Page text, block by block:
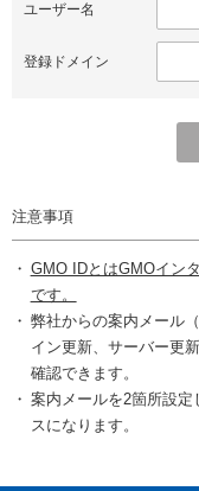
ユーザー名
登録ドメイン
注意事項
GMO IDとはGMOイン
です。
弊社からの案内メール
イン更新、サーバー更
確認できます。
案内メールを2箇所設
スになります。